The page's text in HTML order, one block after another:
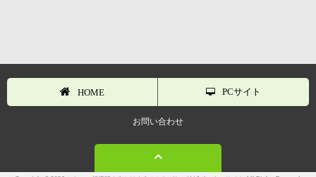
HOME PCサイト
お問い合わせ